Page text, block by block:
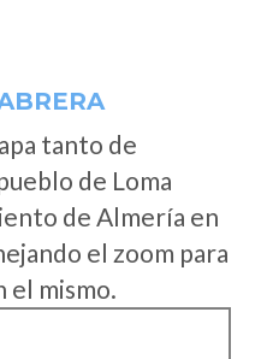
tanto de
de Loma
de Almería en
el zoom para
el mismo.